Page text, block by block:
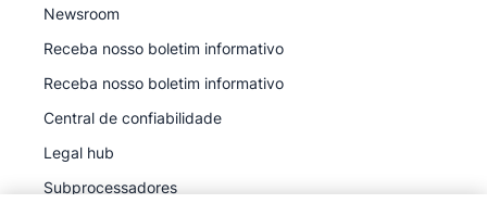
Newsroom
Receba nosso boletim informativo
Receba nosso boletim informativo
Central de confiabilidade
Legal hub
Subprocessadores